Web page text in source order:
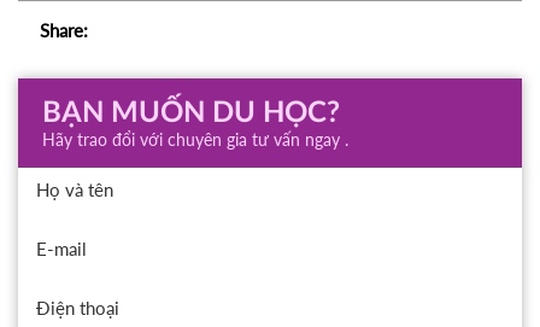
Share:
BẠN MUỐN DU HỌC?
Hãy trao đổi với chuyên gia tư vấn ngay .
Họ và tên
E-mail
Điện thoại